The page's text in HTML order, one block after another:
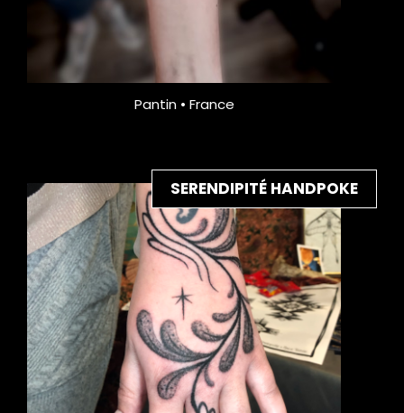
Pantin • France
SERENDIPITÉ HANDPOKE